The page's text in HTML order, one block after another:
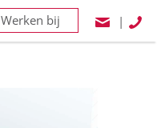
Werken bij |